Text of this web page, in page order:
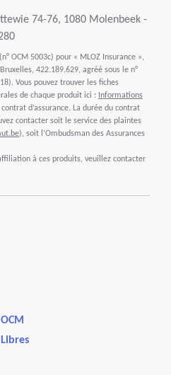
74-76, 1080 Molenbeek -
OCM 5003c) pour « MLOZ Insurance »,
422.189.629, agréé sous le n°
Vous pouvez trouver les fiches
de chaque produit ici : Informations
d’assurance. La durée du contrat
contacter soit le service des plaintes
), soit l’Ombudsman des Assurances
à ces produits, veuillez contacter